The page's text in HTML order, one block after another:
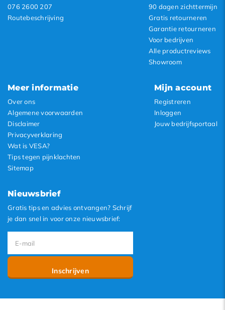
076 2600 207
Routebeschrijving
90 dagen zichttermijn
Gratis retourneren
Garantie retourneren
Voor bedrijven
Alle productreviews
Showroom
Meer informatie
Over ons
Algemene voorwaarden
Disclaimer
Privacyverklaring
Wat is VESA?
Tips tegen pijnklachten
Sitemap
Mijn account
Registreren
Inloggen
Jouw bedrijfsportaal
Nieuwsbrief
Gratis tips en advies ontvangen? Schrijf
je dan snel in voor onze nieuwsbrief:
Inschrijven